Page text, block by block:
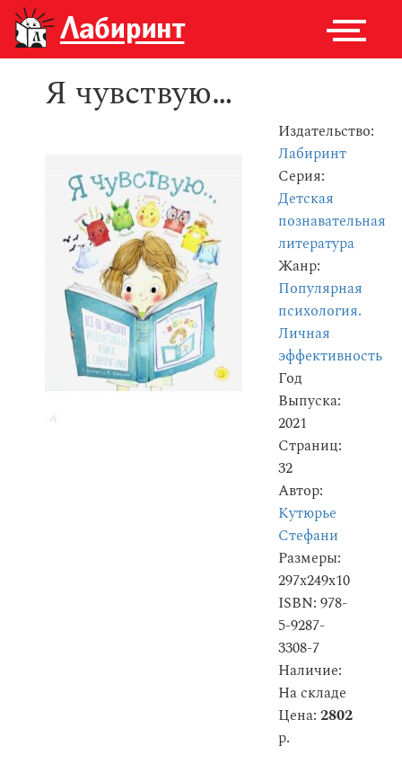
Я чувствую…
Издательство:
Лабиринт
Серия:
Детская
познавательная
литература
Жанр:
Популярная
психология.
Личная
эффективность
Год
Выпуска:
2021
Страниц:
32
Автор:
Кутюрье
Стефани
Размеры:
297x249x10
ISBN: 978-
5-9287-
3308-7
Наличие:
На складе
Цена: 2802
р.